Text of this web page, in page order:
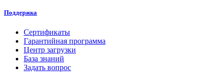
Поддержка
Сертификаты
Гарантийная программа
Центр загрузки
База знаний
Задать вопрос